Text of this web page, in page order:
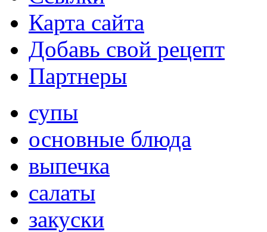
Карта сайта
Добавь свой рецепт
Партнеры
супы
основные блюда
выпечка
салаты
закуски